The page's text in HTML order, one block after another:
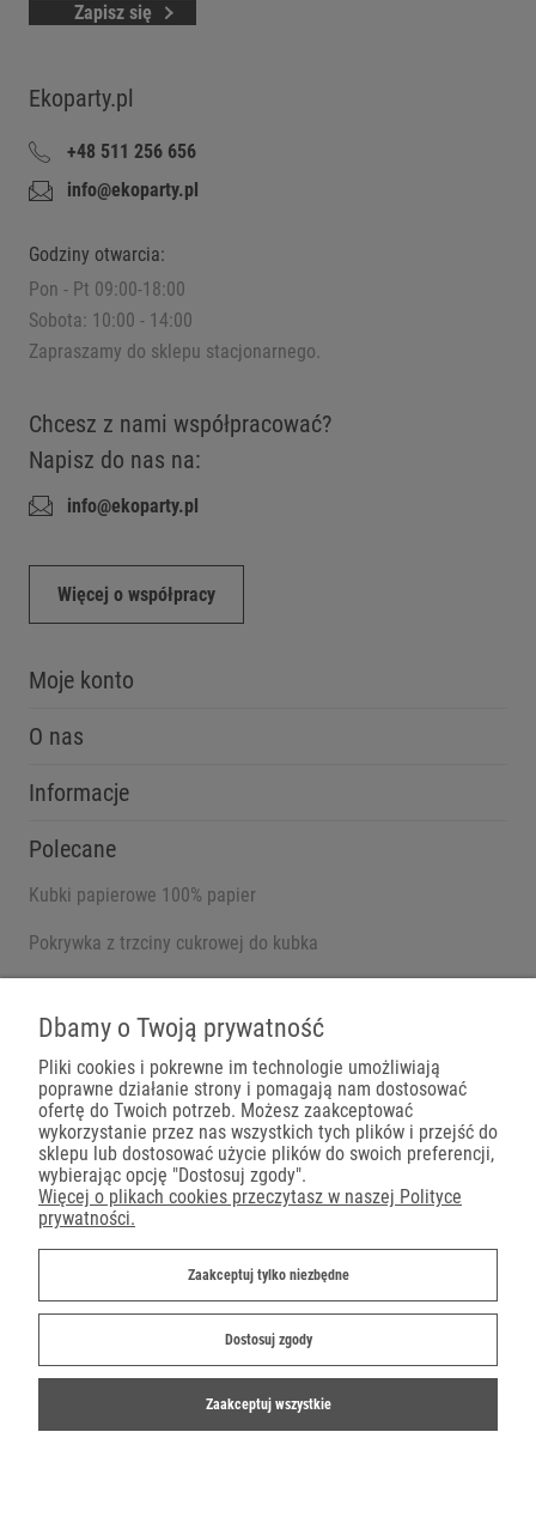
Zapisz się
Ekoparty.pl
+48 511 256 656
info@ekoparty.pl
Godziny otwarcia:
Pon - Pt 09:00-18:00
Sobota: 10:00 - 14:00
Zapraszamy do sklepu stacjonarnego.
Chcesz z nami współpracować?
Napisz do nas na:
info@ekoparty.pl
Więcej o współpracy
Moje konto
O nas
Informacje
Polecane
Kubki papierowe 100% papier
Pokrywka z trzciny cukrowej do kubka
Płatności
Dostawa
Dbamy o Twoją prywatność
Pliki cookies i pokrewne im technologie umożliwiają
poprawne działanie strony i pomagają nam dostosować
ofertę do Twoich potrzeb. Możesz zaakceptować
wykorzystanie przez nas wszystkich tych plików i przejść do
sklepu lub dostosować użycie plików do swoich preferencji,
wybierając opcję "Dostosuj zgody".
Więcej o plikach cookies przeczytasz w naszej Polityce
prywatności.
Zaakceptuj tylko niezbędne
Dostosuj zgody
Zaakceptuj wszystkie